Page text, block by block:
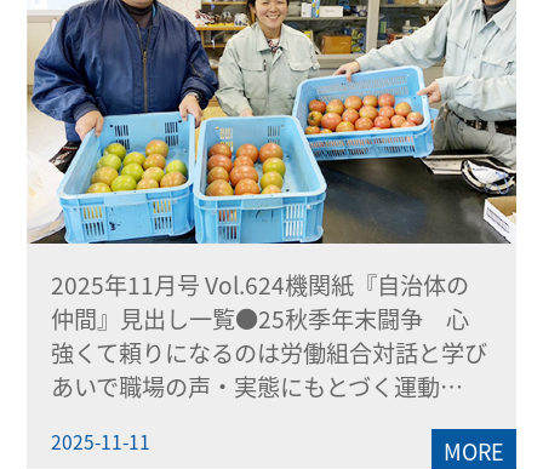
2025年11月号 Vol.624機関紙『自治体の
仲間』見出し一覧●25秋季年末闘争 心
強くて頼りになるのは労働組合対話と学び
あいで職場の声・実態にもとづく運動…
2025-11-11 MORE